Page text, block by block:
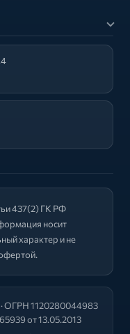
437(2) ГК РФ
носит
характер и не
ОГРН 1120280044983
от 13.05.2013